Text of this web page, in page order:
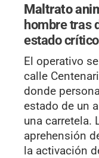
Maltrato
hombre tras
estado crítico
El operativo
calle
donde
estado de un
una carretela.
aprehensión
la activación